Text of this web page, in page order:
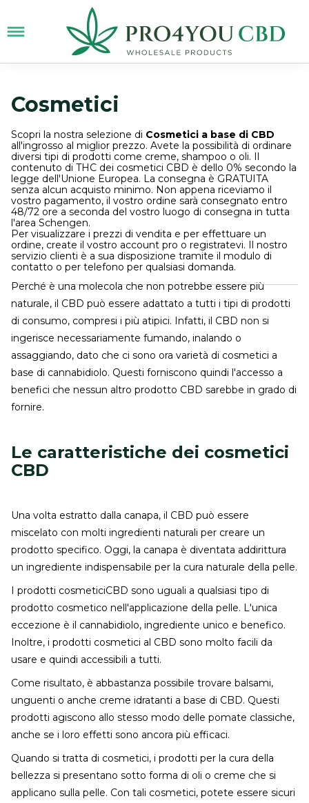
Cosmetici
Scopri la nostra selezione di Cosmetici a base di CBD
all'ingrosso al miglior prezzo. Avete la possibilità di ordinare
diversi tipi di prodotti come creme, shampoo o oli. Il
contenuto di THC dei cosmetici CBD è dello 0% secondo la
legge dell'Unione Europea. La consegna è GRATUITA
senza alcun acquisto minimo. Non appena riceviamo il
vostro pagamento, il vostro ordine sarà consegnato entro
48/72 ore a seconda del vostro luogo di consegna in tutta
l'area Schengen.
Per visualizzare i prezzi di vendita e per effettuare un
ordine, create il vostro account pro o registratevi. Il nostro
servizio clienti è a sua disposizione tramite il modulo di
contatto o per telefono per qualsiasi domanda.
Perché è una molecola che non potrebbe essere più
naturale, il CBD può essere adattato a tutti i tipi di prodotti
di consumo, compresi i più atipici. Infatti, il CBD non si
ingerisce necessariamente fumando, inalando o
assaggiando, dato che ci sono ora varietà di cosmetici a
base di cannabidiolo. Questi forniscono quindi l'accesso a
benefici che nessun altro prodotto CBD sarebbe in grado di
fornire.
Le caratteristiche dei cosmetici
CBD
Una volta estratto dalla canapa, il CBD può essere
miscelato con molti ingredienti naturali per creare un
prodotto specifico. Oggi, la canapa è diventata addirittura
un ingrediente indispensabile per la cura naturale della pelle.
I prodotti cosmeticiCBD sono uguali a qualsiasi tipo di
prodotto cosmetico nell'applicazione della pelle. L'unica
eccezione è il cannabidiolo, ingrediente unico e benefico.
Inoltre, i prodotti cosmetici al CBD sono molto facili da
usare e quindi accessibili a tutti.
Come risultato, è abbastanza possibile trovare balsami,
unguenti o anche creme idratanti a base di CBD. Questi
prodotti agiscono allo stesso modo delle pomate classiche,
anche se i loro effetti sono ancora più efficaci.
Quando si tratta di cosmetici, i prodotti per la cura della
bellezza si presentano sotto forma di oli o creme che si
applicano sulla pelle. Con tali cosmetici, potete essere sicuri